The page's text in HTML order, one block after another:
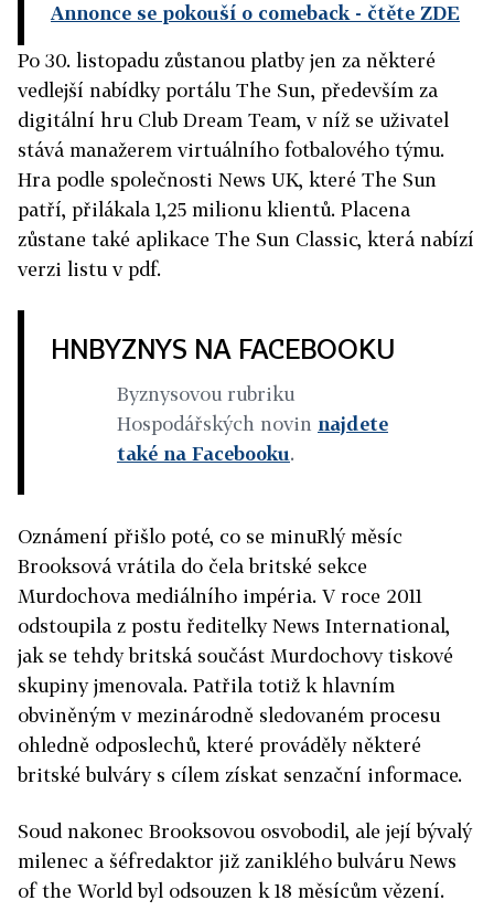
Annonce se pokouší o comeback - čtěte ZDE
Po 30. listopadu zůstanou platby jen za některé
vedlejší nabídky portálu The Sun, především za
digitální hru Club Dream Team, v níž se uživatel
stává manažerem virtuálního fotbalového týmu.
Hra podle společnosti News UK, které The Sun
patří, přilákala 1,25 milionu klientů. Placena
zůstane také aplikace The Sun Classic, která nabízí
verzi listu v pdf.
HNBYZNYS NA FACEBOOKU
Byznysovou rubriku
Hospodářských novin najdete
také na Facebooku.
Oznámení přišlo poté, co se minuRlý měsíc
Brooksová vrátila do čela britské sekce
Murdochova mediálního impéria. V roce 2011
odstoupila z postu ředitelky News International,
jak se tehdy britská součást Murdochovy tiskové
skupiny jmenovala. Patřila totiž k hlavním
obviněným v mezinárodně sledovaném procesu
ohledně odposlechů, které prováděly některé
britské bulváry s cílem získat senzační informace.
Soud nakonec Brooksovou osvobodil, ale její bývalý
milenec a šéfredaktor již zaniklého bulváru News
of the World byl odsouzen k 18 měsícům vězení.